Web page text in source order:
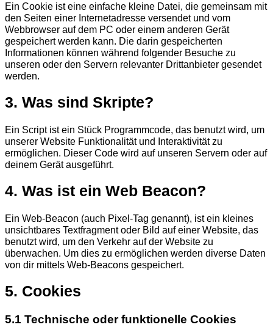
Ein Cookie ist eine einfache kleine Datei, die gemeinsam mit
den Seiten einer Internetadresse versendet und vom
Webbrowser auf dem PC oder einem anderen Gerät
gespeichert werden kann. Die darin gespeicherten
Informationen können während folgender Besuche zu
unseren oder den Servern relevanter Drittanbieter gesendet
werden.
3. Was sind Skripte?
Ein Script ist ein Stück Programmcode, das benutzt wird, um
unserer Website Funktionalität und Interaktivität zu
ermöglichen. Dieser Code wird auf unseren Servern oder auf
deinem Gerät ausgeführt.
4. Was ist ein Web Beacon?
Ein Web-Beacon (auch Pixel-Tag genannt), ist ein kleines
unsichtbares Textfragment oder Bild auf einer Website, das
benutzt wird, um den Verkehr auf der Website zu
überwachen. Um dies zu ermöglichen werden diverse Daten
von dir mittels Web-Beacons gespeichert.
5. Cookies
5.1 Technische oder funktionelle Cookies